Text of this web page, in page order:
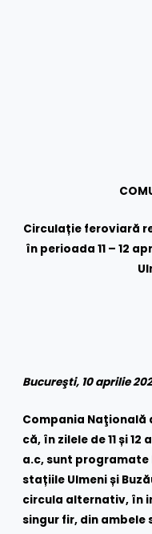
Circulație feroviară
în perioada 11 – 12
Bucureşti, 10 aprilie
Compania Naţională
că, în zilele de 11 și 12
a.c, sunt
stațiile Ulmeni și
circula alternativ, în
singur fir, din ambele